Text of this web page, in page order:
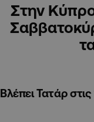
Στην
Βλέπει Τατάρ